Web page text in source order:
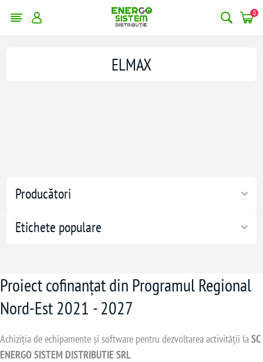
0
Producători
Etichete populare
ELMAX
Proiect cofinanțat din Programul Regional
Nord-Est 2021 - 2027
Achiziția de echipamente și software pentru dezvoltarea activității laSC
ENERGO SISTEM DISTRIBUTIE SRL